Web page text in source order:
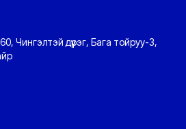
Чингэлтэй дүүрэг, Бага тойруу-3,